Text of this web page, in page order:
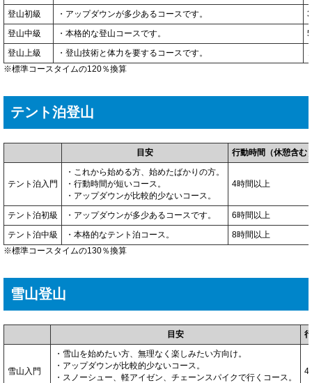
登山初級 ・アップダウンが多少あるコースです。
登山中級
・本格的な登山コースです。
登山上級
・登山技術と体力を要するコースです。
※標準コースタイムの120％換算
テント泊登山
目安 行動時間（休憩含む
テント泊入門
・これから始める方、始めたばかりの方。
・行動時間が短いコース。
・アップダウンが比較的少ないコース。
4時間以上
テント泊初級 ・アップダウンが多少あるコースです。
6時間以上
テント泊中級
・本格的なテント泊コース。
8時間以上
※標準コースタイムの130％換算
雪山登山
目安
雪山入門
・雪山を始めたい方、無理なく楽しみたい方向け。
・アップダウンが比較的少ないコース。
・スノーシュー、軽アイゼン、チェーンスパイクで行くコース。
4